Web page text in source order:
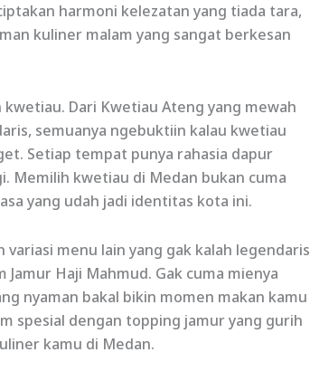
harmoni kelezatan yang tiada tara,
kuliner malam yang sangat berkesan
Dari Kwetiau Ateng yang mewah
semuanya ngebuktiin kalau kwetiau
Setiap tempat punya rahasia dapur
Memilih kwetiau di Medan bukan cuma
yang udah jadi identitas kota ini.
menu lain yang gak kalah legendaris
Haji Mahmud. Gak cuma mienya
nyaman bakal bikin momen makan kamu
spesial dengan topping jamur yang gurih
kamu di Medan.